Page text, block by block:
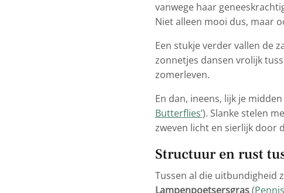
vanwege haar
Niet alleen mooi dus, maar
Een stukje verder vallen de
zonnetjes dansen vrolijk
zomerleven.
En dan, ineens, lijk je
Butterflies’). Slanke stelen
zweven licht en sierlijk door
Structuur en rust
Tussen al die uitbundigheid
Lampenpoetsersgras(